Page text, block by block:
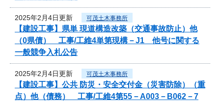
2025年2月4日更新 可茂土木事務所
【建設工事】県単 現道構造改築（交通事故防止）他
（0県債） 工事/工維4単第現構－J1 他号に関する
一般競争入札公告
2025年2月4日更新 可茂土木事務所
【建設工事】公共 防災・安全交付金（災害防除）（重
点）他（債務） 工事/工維4第55－A003－B062－7